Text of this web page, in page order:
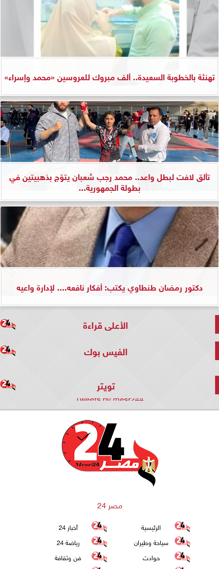
تهنئة بالخطوبة السعيدة.. ألف مبروك للعروسين «محمد وإسراء»
تألق لافت لبطل واعد.. محمد رجب شعبان يتوّج بذهبيتين في
بطولة الجمهورية...
دكتور رمضان طنطاوي يكتب: أفكار نافعه.... لإدارة واعيه
الأعلى قراءة
الفيس بوك
تويتر
Tweets by mesr244
مصر 24
الرئيسية
أخبار 24
سياحة وطيران
رياضة 24
حوادث
فن وثقافة